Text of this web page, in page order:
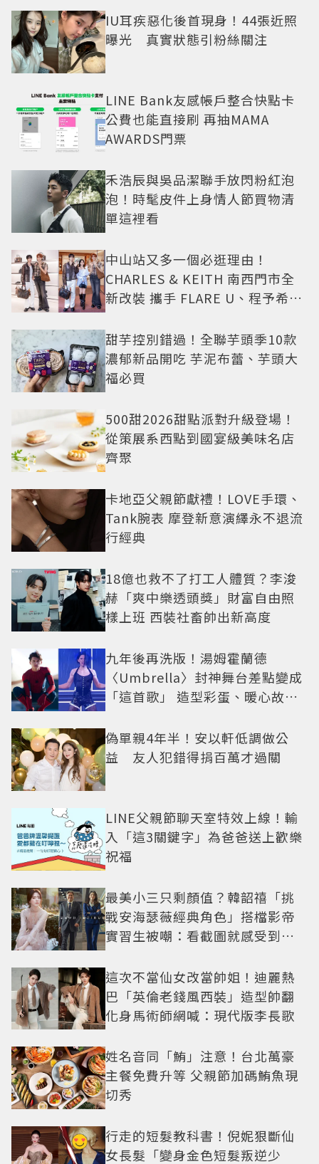
IU耳疾惡化後首現身！44張近照
曝光 真實狀態引粉絲關注
LINE Bank友感帳戶整合快點卡
公費也能直接刷 再抽MAMA
AWARDS門票
禾浩辰與吳品潔聯手放閃粉紅泡
泡！時髦皮件上身情人節買物清
單這裡看
中山站又多一個必逛理由！
CHARLES & KEITH 南西門市全
新改裝 攜手 FLARE U、程予希演
甜芋控別錯過！全聯芋頭季10款
濃郁新品開吃 芋泥布蕾、芋頭大
福必買
500甜2026甜點派對升級登場！
從策展系西點到國宴級美味名店
齊聚
卡地亞父親節獻禮！LOVE手環、
Tank腕表 摩登新意演繹永不退流
行經典
18億也救不了打工人體質？李浚
赫「爽中樂透頭獎」財富自由照
樣上班 西裝社畜帥出新高度
九年後再洗版！湯姆霍蘭德
〈Umbrella〉封神舞台差點變成
「這首歌」 造型彩蛋、暖心故事
偽單親4年半！安以軒低調做公
益 友人犯錯得捐百萬才過關
LINE父親節聊天室特效上線！輸
入「這3關鍵字」為爸爸送上歡樂
祝福
最美小三只剩顏值？韓韶禧「挑
戰安海瑟薇經典角色」搭檔影帝
實習生被嘲：看截圖就感受到演
這次不當仙女改當帥姐！迪麗熱
巴「英倫老錢風西裝」造型帥翻
化身馬術師網喊：現代版李長歌
姓名音同「鮪」注意！台北萬豪
主餐免費升等 父親節加碼鮪魚現
切秀
行走的短髮教科書！倪妮狠斷仙
女長髮「變身金色短髮叛逆少